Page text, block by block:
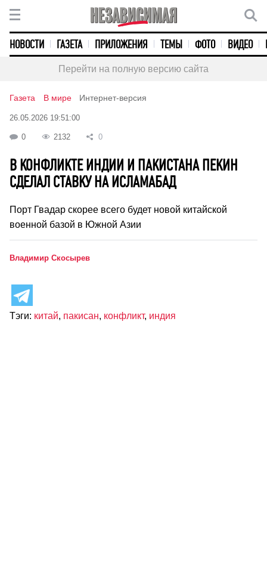
НОВОСТИ ГАЗЕТА ПРИЛОЖЕНИЯ ТЕМЫ ФОТО ВИДЕО
Перейти на полную версию сайта
Газета В мире Интернет-версия
26.05.2026 19:51:00
0 2132 0
В КОНФЛИКТЕ ИНДИИ И ПАКИСТАНА ПЕКИН
СДЕЛАЛ СТАВКУ НА ИСЛАМАБАД
Порт Гвадар скорее всего будет новой китайской
военной базой в Южной Азии
Владимир Скосырев
Тэги: китай, пакисан, конфликт, индия